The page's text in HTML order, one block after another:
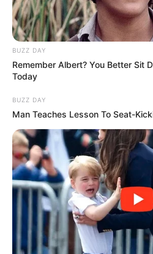
BUZZ DAY
Remember Albert? You Better Sit
Today
BUZZ DAY
Man Teaches Lesson To Seat-